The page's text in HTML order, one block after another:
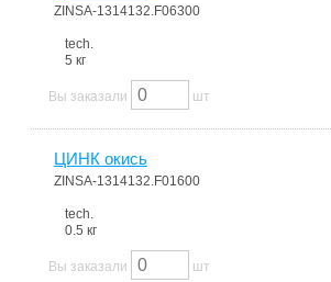
ZINSA-1314132.F06300
tech.
5 кг
Вы заказали шт
ЦИНК окись
ZINSA-1314132.F01600
tech.
0.5 кг
Вы заказали шт